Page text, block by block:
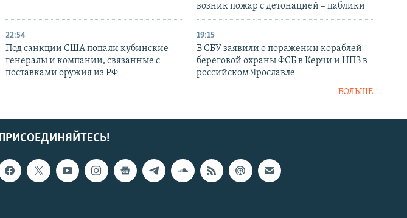
возник пожар с детонацией – паблики
22:54
Под санкции США попали кубинские
генералы и компании, связанные с
поставками оружия из РФ
19:15
В СБУ заявили о поражении кораблей
береговой охраны ФСБ в Керчи и НПЗ в
российском Ярославле
БОЛЬШЕ
ПРИСОЕДИНЯЙТЕСЬ!